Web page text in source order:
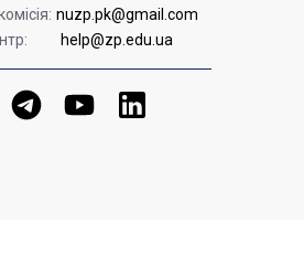
nuzp.pk@gmail.com
help@zp.edu.ua